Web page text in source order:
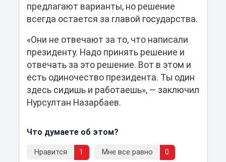
предлагают варианты, но решение
всегда остается за главой государства.
«Они не отвечают за то, что написали
президенту. Надо принять решение и
отвечать за это решение. Вот в этом и
есть одиночество президента. Ты один
здесь сидишь и работаешь», — заключил
Нурсултан Назарбаев.
Что думаете об этом?
Нравится 1 Мне все равно 0